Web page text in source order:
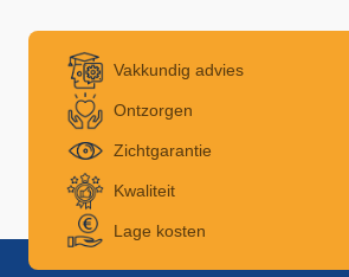
Vakkundig advies
Ontzorgen
Zichtgarantie
Kwaliteit
Lage kosten